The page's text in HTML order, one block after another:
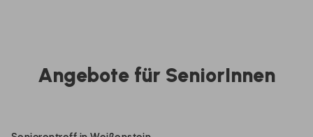
Angebote für SeniorInnen